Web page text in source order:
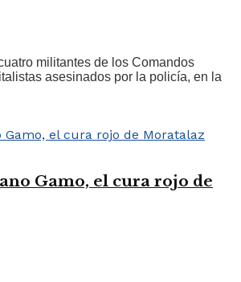
militantes de los Comandos
asesinados por la policía, en la
Gamo, el cura rojo de